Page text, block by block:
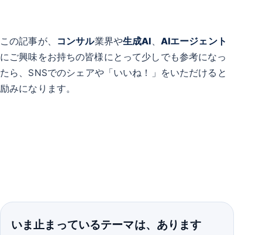
この記事が、 コンサル業界や生成AI、 AIエージェント
にご興味をお持ちの皆様にとって少しでも参考になっ
たら、SNSでのシェアや「いいね！」をいただけると
励みになります。
いま止まっているテーマは、あります